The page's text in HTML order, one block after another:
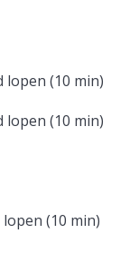
(10 min)
(10 min)
(10 min)